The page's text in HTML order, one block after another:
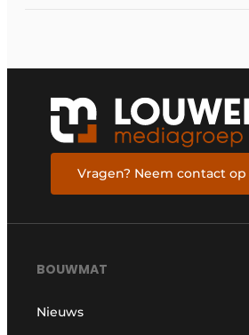
Vragen? Neem contact op
BOUWMAT
Nieuws